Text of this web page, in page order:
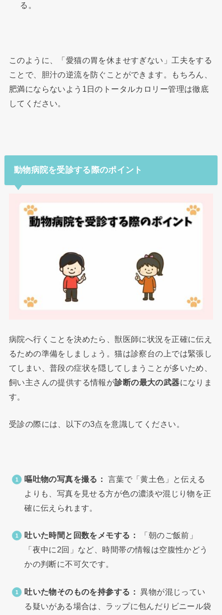
る。
このように、「愛猫の胃を休ませすぎない」工夫をする
ことで、胆汁の逆流を防ぐことができます。もちろん、
肥満にならないよう1日のトータルカロリー管理は徹底
してください。
動物病院を受診する際のポイント
病院へ行くことを決めたら、獣医師に状況を正確に伝え
るための準備をしましょう。猫は診察台の上では緊張し
てしまい、普段の症状を隠してしまうことが多いため、
飼い主さんの提供する情報が診断の最大の武器になりま
す。
受診の際には、以下の3点を意識してください。
嘔吐物の写真を撮る：
言葉で「黄土色」と伝える
よりも、写真を見せる方が色の濃淡や混じり物を正
確に伝えられます。
吐いた時間と回数をメモする：
「朝のご飯前」
「夜中に2回」など、時間帯の情報は空腹性かどう
かの判断に不可欠です。
吐いた物そのものを持参する： 異物が混じってい
る疑いがある場合は、ラップに包んだりビニール袋